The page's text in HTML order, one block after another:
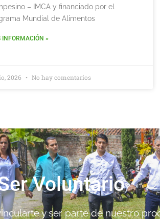
– IMCA y financiado por el
Mundial de Alimentos
INFORMACIÓN »
2026 No hay comentarios
Voluntario
y ser parte de nuestro